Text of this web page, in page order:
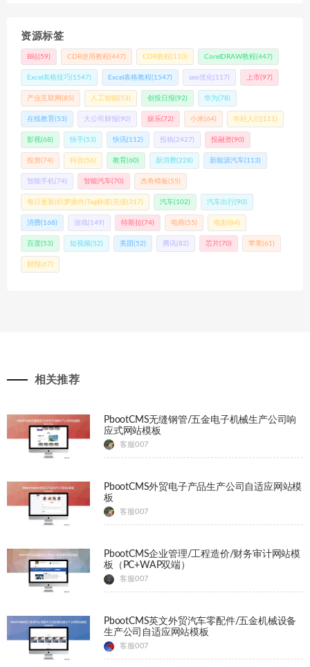
资源标签
B站(59) CDR使用教程(447) CDR教程(110) CorelDRAW教程(447)
Excel表格技巧(1547) Excel表格教程(1547) seo优化(117) 上市(97)
产业互联网 (85) 人工智能(53) 创投日报(92) 华为(78)
在线教育(53) 大公司财报(90) 娱乐(72) 小米(64) 年轻人们 (111)
影视(68) 快手(53) 快讯(112) 投稿 (2427) 投融资(90)
投资(74) 抖音(56) 教育(60) 新消费(228) 新能源汽车(113)
智能手机 (74) 智能汽车(70) 杰奇模板(55)
每日更新|织梦插件|Tag标签|充值(317) 汽车(102) 汽车出行(90)
消费(168) 游戏(149) 特斯拉(74) 电商(55) 电影(84)
百度(53) 短视频(52) 美团 (52) 腾讯(82) 芯片(70) 苹果(61)
财报(67)
相关推荐
PbootCMS无缝钢管/五金电子机械生产公司响
应式网站模板
客服007
PbootCMS外贸电子产品生产公司自适应网站模
板
客服007
PbootCMS企业管理/工程造价/财务审计网站模
板（PC+WAP双端）
客服007
PbootCMS英文外贸汽车零配件/五金机械设备
生产公司自适应网站模板
客服007